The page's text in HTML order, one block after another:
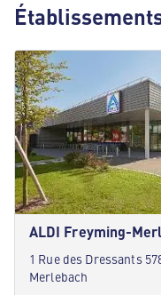
ALDI Freyming-
1 Rue des Dressants
Merlebach